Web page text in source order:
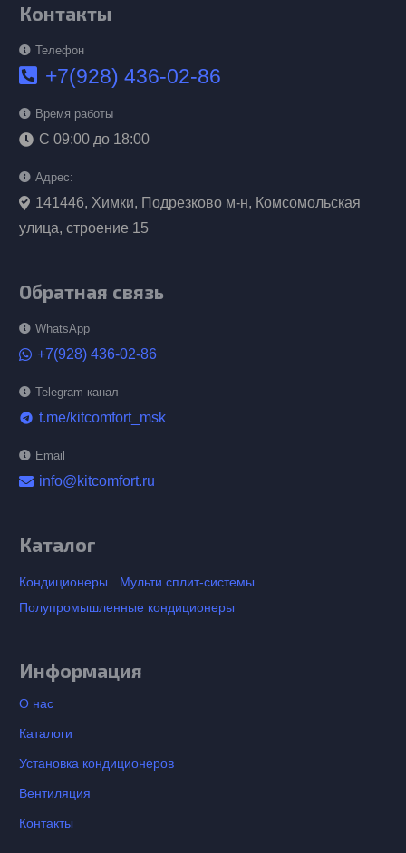
Контакты
Телефон
+7(928) 436-02-86
Время работы
С 09:00 до 18:00
Адрес:
141446, Химки, Подрезково м-н, Комсомольская
улица, строение 15
Обратная связь
WhatsApp
+7(928) 436-02-86
Telegram канал
telegram t.me/kitcomfort_msk
Email
info@kitcomfort.ru
Каталог
Кондиционеры
Мульти сплит-системы
Полупромышленные кондиционеры
Информация
О нас
Каталоги
Установка кондиционеров
Вентиляция
Контакты